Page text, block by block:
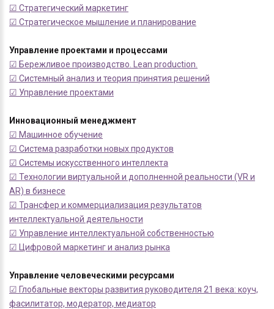
☑ Стратегический маркетинг
☑ Стратегическое мышление и планирование
Управление проектами и процессами
☑ Бережливое производство. Lean production.
☑ Системный анализ и теория принятия решений
☑ Управление проектами
Инновационный менеджмент
☑ Машинное обучение
☑ Система разработки новых продуктов
☑ Системы искусственного интеллекта
☑ Технологии виртуальной и дополненной реальности (VR и
AR) в бизнесе
☑ Трансфер и коммерциализация результатов
интеллектуальной деятельности
☑ Управление интеллектуальной собственностью
☑ Цифровой маркетинг и анализ рынка
Управление человеческими ресурсами
☑ Глобальные векторы развития руководителя 21 века: коуч,
фасилитатор, модератор, медиатор